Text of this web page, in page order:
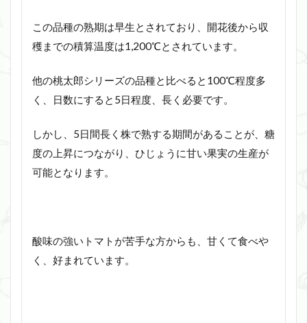
この品種の熟期は早生とされており、開花後から収
穫までの積算温度は1,200℃とされています。
他の桃太郎シリーズの品種と比べると100℃程度多
く、日数にすると5日程度、長く必要です。
しかし、5日間長く株で熟する期間があることが、糖
度の上昇につながり、ひじょうに甘い果実の生産が
可能となります。
酸味の強いトマトが苦手な方からも、甘くて食べや
く、好まれています。